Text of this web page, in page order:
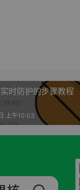
时防护的步骤教程
上午10:03